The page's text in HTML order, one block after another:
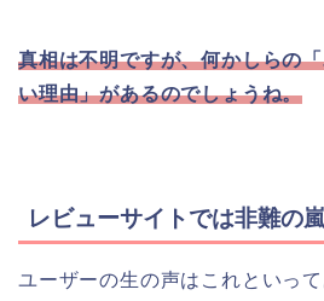
真相は不明ですが、何かしらの
い理由」があるのでしょうね。
レビューサイトでは非難の
ユーザーの生の声はこれといっ